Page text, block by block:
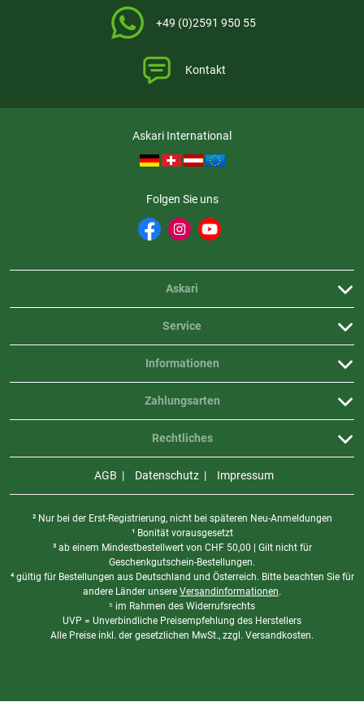
Aktuell liegen noch keine Produktbewertungen für diesen
+49 (0)2591 950 55
Kontakt
Askari International
Folgen Sie uns
Askari
Service
Informationen
Rechtliches
Zahlungsarten
AGB Datenschutz Impressum
² Nur bei der Erst-Registrierung, nicht bei späteren Neu-Anmeldungen
¹ Bonität vorausgesetzt
³ ab einem Mindestbestellwert von CHF50,00 | Gilt nicht für
Geschenkgutschein-Bestellungen.
⁴ gültig für Bestellungen aus Deutschland und Österreich. Bitte beachten Sie für
andere Länder unsere Versandinformationen.
⁵ im Rahmen des Widerrufsrechts
UVP = Unverbindliche Preisempfehlung des Herstellers
Alle Preise inkl. der gesetzlichen MwSt., zzgl. Versandkosten.